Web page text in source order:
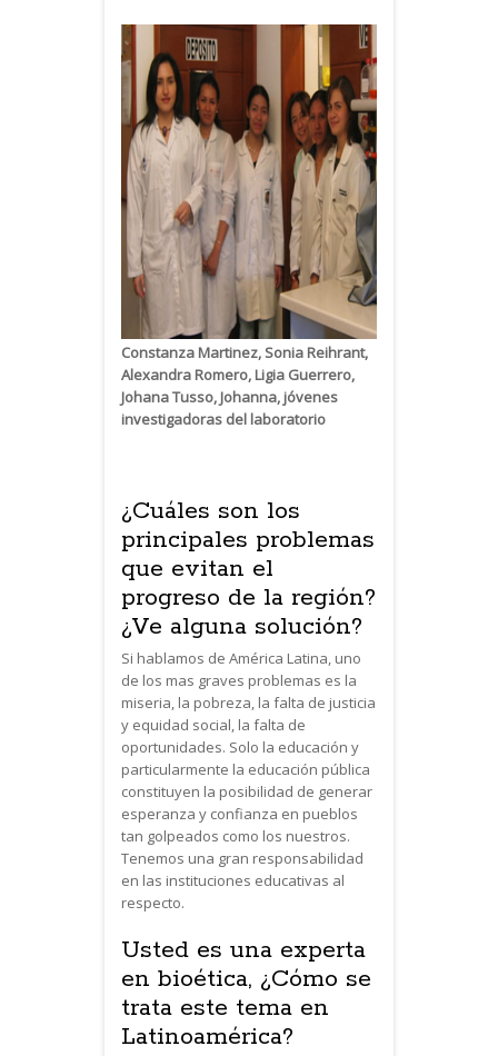
Constanza Martinez, Sonia Reihrant,
Alexandra Romero, Ligia Guerrero,
Johana Tusso, Johanna, jóvenes
investigadoras del laboratorio
¿Cuáles son los
principales problemas
que evitan el
progreso de la región?
¿Ve alguna solución?
Si hablamos de América Latina, uno
de los mas graves problemas es la
miseria, la pobreza, la falta de justicia
y equidad social, la falta de
oportunidades. Solo la educación y
particularmente la educación pública
constituyen la posibilidad de generar
esperanza y confianza en pueblos
tan golpeados como los nuestros.
Tenemos una gran responsabilidad
en las instituciones educativas al
respecto.
Usted es una experta
en bioética, ¿Cómo se
trata este tema en
Latinoamérica?